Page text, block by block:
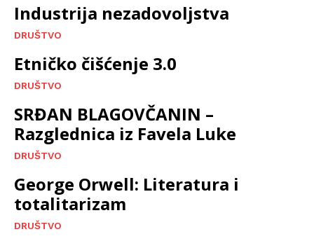
Industrija nezadovoljstva
DRUŠTVO
Etničko čišćenje 3.0
DRUŠTVO
SRĐAN BLAGOVČANIN –
Razglednica iz Favela Luke
DRUŠTVO
George Orwell: Literatura i
totalitarizam
DRUŠTVO